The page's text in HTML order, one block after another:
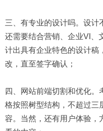
三、有专业的设计吗。设计
还需要结合营销、企业VI、
计出具有企业特色的设计稿
改，直至签字确认；
四、网站前端切割和优化
格按照树型结构，不超过三
容。当然，还有用户体验，